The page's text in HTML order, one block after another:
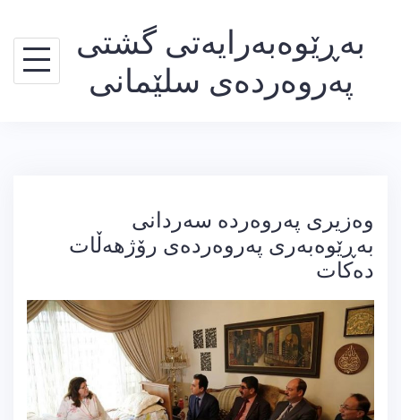
بەڕێوەبەرایەتی گشتی
پەروەردەی سلێمانی
وەزیری پەروەردە سەردانی
بەڕێوەبەری پەروەردەی رۆژهەڵات
دەكات